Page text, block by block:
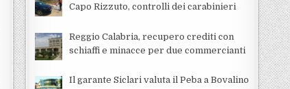
Capo Rizzuto, controlli dei carabinieri
Reggio Calabria, recupero crediti con
schiaffi e minacce per due commercianti
Il garante Siclari valuta il Peba a Bovalino